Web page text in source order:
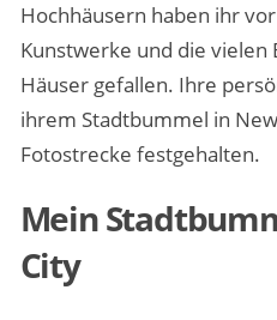
Hochhäusern haben ihr
Kunstwerke und die
Häuser gefallen. Ihre
ihrem Stadtbummel in
Fotostrecke festgehalten.
Mein
City